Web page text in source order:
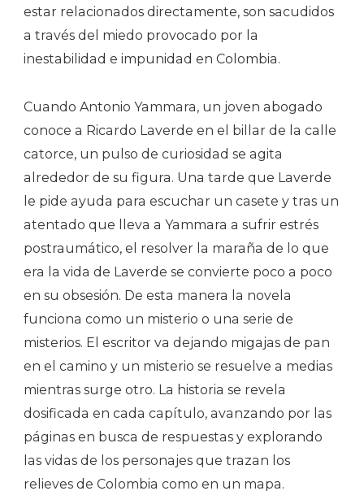
estar relacionados directamente, son sacudidos
a través del miedo provocado por la
inestabilidad e impunidad en Colombia.
Cuando Antonio Yammara, un joven abogado
conoce a Ricardo Laverde en el billar de la calle
catorce, un pulso de curiosidad se agita
alrededor de su figura. Una tarde que Laverde
le pide ayuda para escuchar un casete y tras un
atentado que lleva a Yammara a sufrir estrés
postraumático, el resolver la maraña de lo que
era la vida de Laverde se convierte poco a poco
en su obsesión. De esta manera la novela
funciona como un misterio o una serie de
misterios. El escritor va dejando migajas de pan
en el camino y un misterio se resuelve a medias
mientras surge otro. La historia se revela
dosificada en cada capítulo, avanzando por las
páginas en busca de respuestas y explorando
las vidas de los personajes que trazan los
relieves de Colombia como en un mapa.